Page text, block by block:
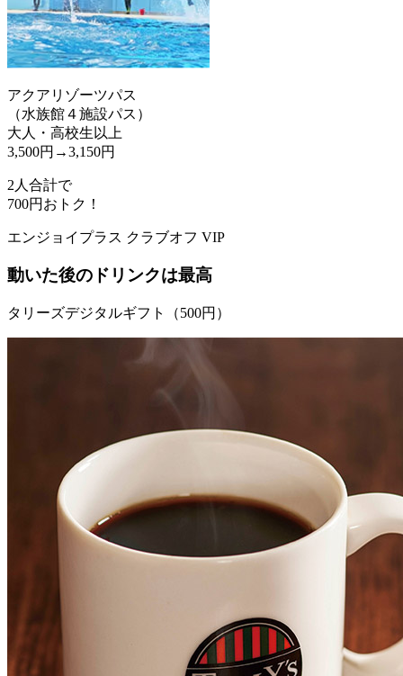
アクアリゾーツパス
（水族館４施設パス）
大人・高校生以上
3,500円→3,150円
2人合計で
700円おトク！
エンジョイプラス クラブオフ VIP
動いた後のドリンクは最高
タリーズデジタルギフト（500円）